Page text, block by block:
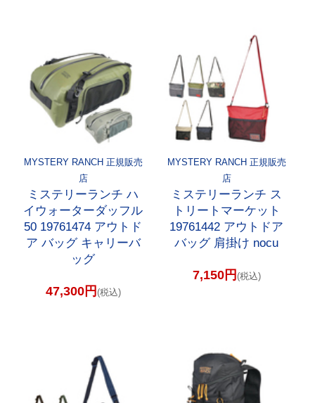
MYSTERY RANCH 正規販売
店
ミステリーランチ ハ
イウォーターダッフル
50 19761474 アウトド
ア バッグ キャリーバ
ッグ
47,300円 (税込)
MYSTERY RANCH 正規販売
店
ミステリーランチ ス
トリートマーケット
19761442 アウトドア
バッグ 肩掛け nocu
7,150円 (税込)